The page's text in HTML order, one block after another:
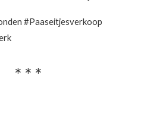
#Paaseitjesverkoop